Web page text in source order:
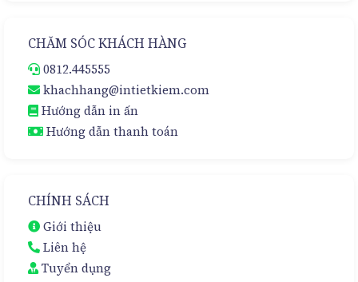
CHĂM SÓC KHÁCH HÀNG
0812.445555
khachhang@intietkiem.com
Hướng dẫn in ấn
Hướng dẫn thanh toán
CHÍNH SÁCH
Giới thiệu
Liên hệ
Tuyển dụng